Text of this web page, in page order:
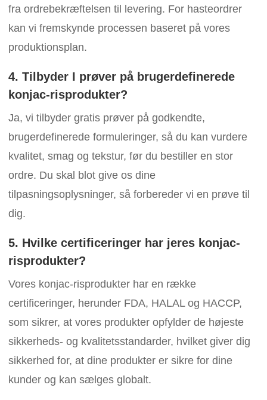
fra ordrebekræftelsen til levering. For hasteordrer
kan vi fremskynde processen baseret på vores
produktionsplan.
4. Tilbyder I prøver på brugerdefinerede
konjac-risprodukter?
Ja, vi tilbyder gratis prøver på godkendte,
brugerdefinerede formuleringer, så du kan vurdere
kvalitet, smag og tekstur, før du bestiller en stor
ordre. Du skal blot give os dine
tilpasningsoplysninger, så forbereder vi en prøve til
dig.
5. Hvilke certificeringer har jeres konjac-
risprodukter?
Vores konjac-risprodukter har en række
certificeringer, herunder FDA, HALAL og HACCP,
som sikrer, at vores produkter opfylder de højeste
sikkerheds- og kvalitetsstandarder, hvilket giver dig
sikkerhed for, at dine produkter er sikre for dine
kunder og kan sælges globalt.